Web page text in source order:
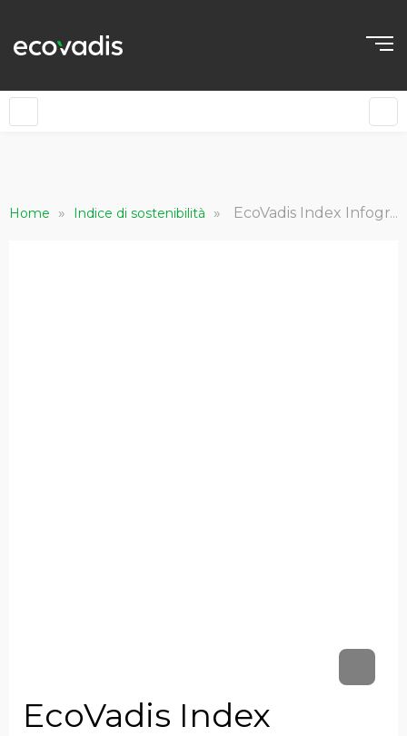
Home » Indice di sostenibilità » EcoVadis Index Infografica Business Sustainability Risk and Performance Index
EcoVadis Index